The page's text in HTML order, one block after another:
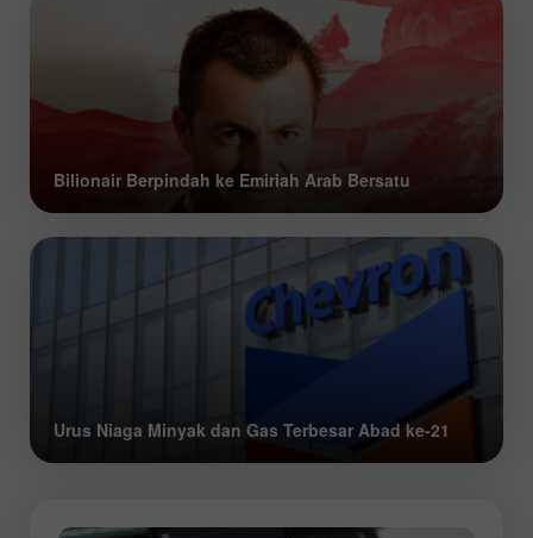
Bilionair Berpindah ke Emiriah Arab Bersatu
Urus Niaga Minyak dan Gas Terbesar Abad ke-21